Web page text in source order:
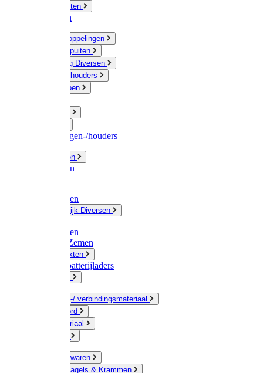
Vliegenkasten
Meststoffen
Messing koppelingen
Gieters / Spuiten
Besproeiing Diversen
Slangen & houders
Waterpompen
Slangenwagen-/houders
Olie / Vetten
Chemicalien
Plasticzakken
Huishoudelijk Diversen
Zaksluitingen
Sponzen / Zemen
Zeepprodukten
Batterij & batterijladers
Zaklampen
Verpakking-/ verbindingsmateriaal
Touw / Koord
Afdekmateriaal
Kleine ijzerwaren
Spijkers, Nagels & Krammen